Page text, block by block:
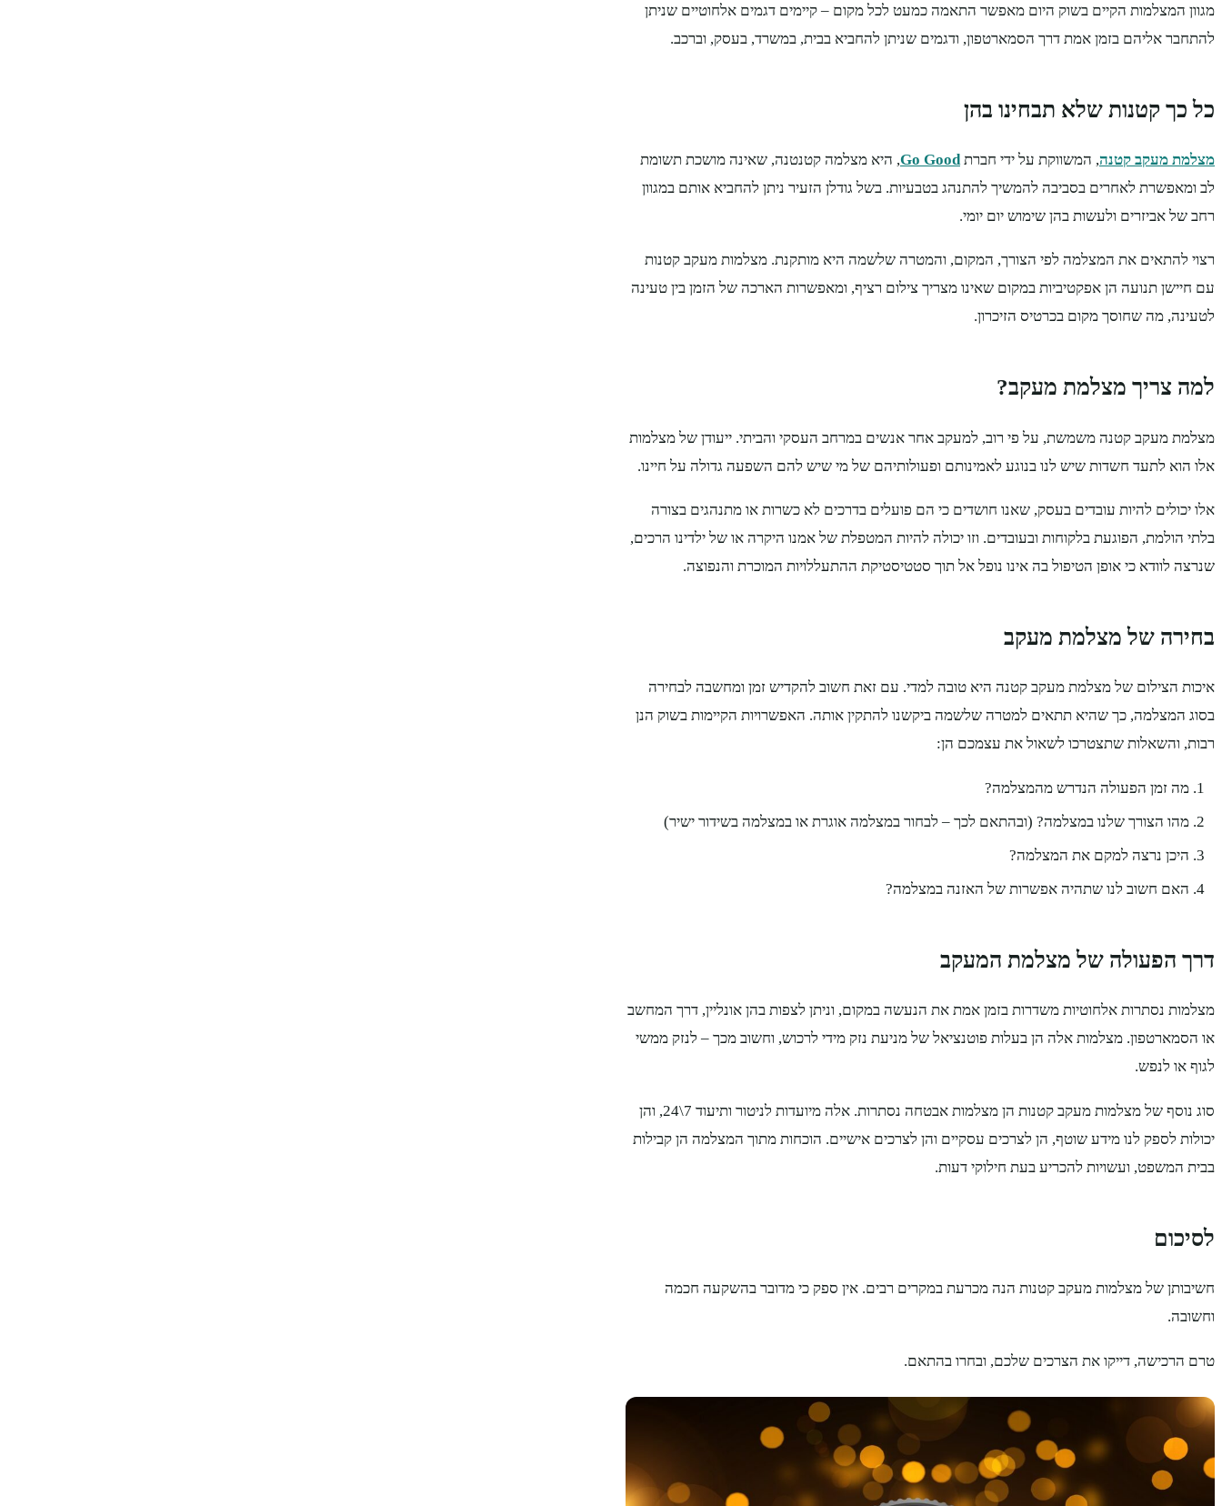
מגוון המצלמות הקיים בשוק היום מאפשר התאמה כמעט לכל מקום – קיימים דגמים אלחוטיים שניתן
להתחבר אליהם בזמן אמת דרך הסמארטפון, ודגמים שניתן להחביא בבית, במשרד, בעסק, וברכב.
כל כך קטנות שלא תבחינו בהן
מצלמת מעקב קטנה, המשווקת על ידי חברת Go Good, היא מצלמה קטנטנה, שאינה מושכת תשומת
לב ומאפשרת לאחרים בסביבה להמשיך להתנהג בטבעיות. בשל גודלן הזעיר ניתן להחביא אותם במגוון
רחב של אביזרים ולעשות בהן שימוש יום יומי.
רצוי להתאים את המצלמה לפי הצורך, המקום, והמטרה שלשמה היא מותקנת. מצלמות מעקב קטנות
עם חיישן תנועה הן אפקטיביות במקום שאינו מצריך צילום רציף, ומאפשרות הארכה של הזמן בין טעינה
לטעינה, מה שחוסך מקום בכרטיס הזיכרון.
למה צריך מצלמת מעקב?
מצלמת מעקב קטנה משמשת, על פי רוב, למעקב אחר אנשים במרחב העסקי והביתי. ייעודן של מצלמות
אלו הוא לתעד חשדות שיש לנו בנוגע לאמינותם ופעולותיהם של מי שיש להם השפעה גדולה על חיינו.
אלו יכולים להיות עובדים בעסק, שאנו חושדים כי הם פועלים בדרכים לא כשרות או מתנהגים בצורה
בלתי הולמת, הפוגעת בלקוחות ובעובדים. וזו יכולה להיות המטפלת של אמנו היקרה או של ילדינו הרכים,
שנרצה לוודא כי אופן הטיפול בה אינו נופל אל תוך סטטיסטיקת ההתעללויות המוכרת והנפוצה.
בחירה של מצלמת מעקב
איכות הצילום של מצלמת מעקב קטנה היא טובה למדי. עם זאת חשוב להקדיש זמן ומחשבה לבחירה
בסוג המצלמה, כך שהיא תתאים למטרה שלשמה ביקשנו להתקין אותה. האפשרויות הקיימות בשוק הנן
רבות, והשאלות שתצטרכו לשאול את עצמכם הן:
מה זמן הפעולה הנדרש מהמצלמה?
מהו הצורך שלנו במצלמה? (ובהתאם לכך – לבחור במצלמה אוגרת או במצלמה בשידור ישיר)
היכן נרצה למקם את המצלמה?
האם חשוב לנו שתהיה אפשרות של האזנה במצלמה?
דרך הפעולה של מצלמת המעקב
מצלמות נסתרות אלחוטיות משדרות בזמן אמת את הנעשה במקום, וניתן לצפות בהן אונליין, דרך המחשב
או הסמארטפון. מצלמות אלה הן בעלות פוטנציאל של מניעת נזק מידי לרכוש, וחשוב מכך – לנזק ממשי
לגוף או לנפש.
סוג נוסף של מצלמות מעקב קטנות הן מצלמות אבטחה נסתרות. אלה מיועדות לניטור ותיעוד 7\24, והן
יכולות לספק לנו מידע שוטף, הן לצרכים עסקיים והן לצרכים אישיים. הוכחות מתוך המצלמה הן קבילות
בבית המשפט, ועשויות להכריע בעת חילוקי דעות.
לסיכום
חשיבותן של מצלמות מעקב קטנות הנה מכרעת במקרים רבים. אין ספק כי מדובר בהשקעה חכמה
וחשובה.
טרם הרכישה, דייקו את הצרכים שלכם, ובחרו בהתאם.